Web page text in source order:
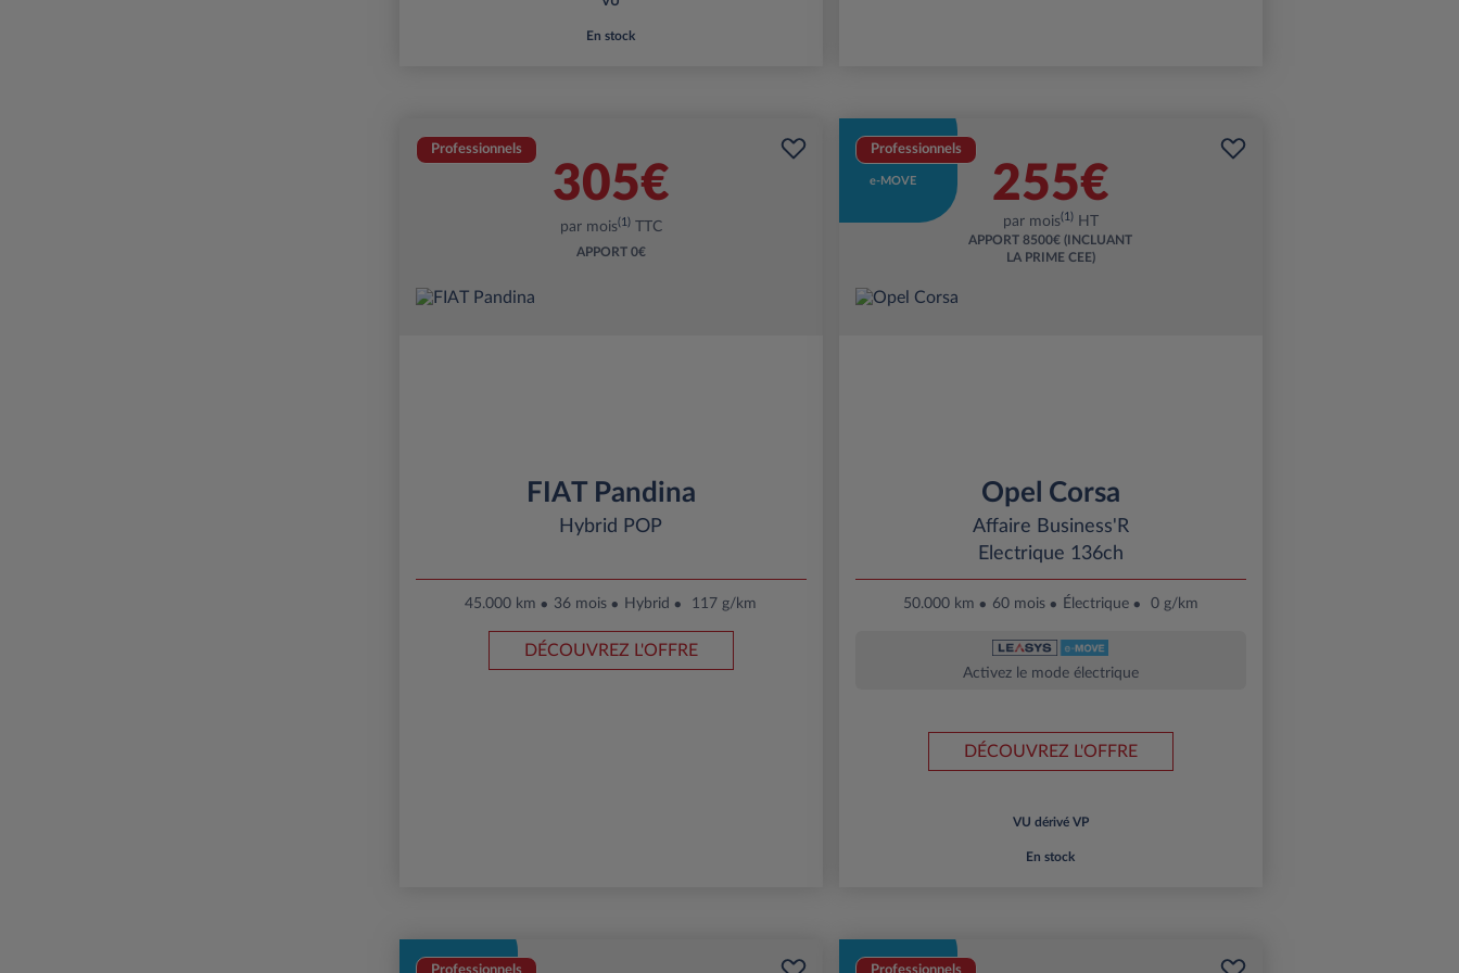
En stock
Professionnels
305€
par mois(1)TTC
APPORT 0€
FIAT Pandina
Hybrid POP
45.000 km 36 mois Hybrid 117 g/km
DÉCOUVREZ L'OFFRE
Professionnels
e-MOVE 255€
par mois(1)HT
APPORT 8500€ (INCLUANT
LA PRIME CEE)
Opel Corsa
Affaire Business'R
Electrique 136ch
50.000 km 60 mois Électrique 0 g/km
Activez le mode électrique
DÉCOUVREZ L'OFFRE
VU dérivé VP
En stock